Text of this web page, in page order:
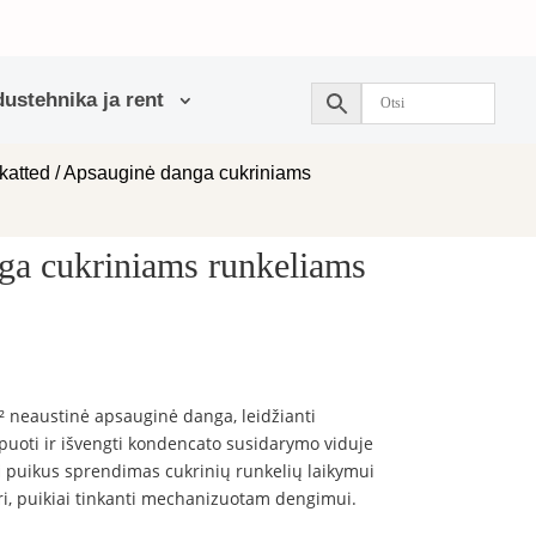
ja rent
/ Apsauginė danga cukriniams
cukriniams runkeliams
neaustinė apsauginė danga, leidžianti
ir išvengti kondencato susidarymo viduje
puikus sprendimas cukrinių runkelių laikymui
puikiai tinkanti mechanizuotam dengimui.